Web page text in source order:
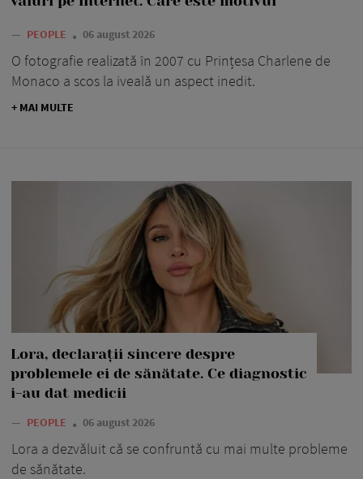
— PEOPLE 06 august 2026
O fotografie realizată în 2007 cu Prințesa Charlene de
Monaco a scos la iveală un aspect inedit.
+ MAI MULTE
Lora, declarații sincere despre
problemele ei de sănătate. Ce diagnostic
i-au dat medicii
— PEOPLE 06 august 2026
Lora a dezvăluit că se confruntă cu mai multe probleme
de sănătate.